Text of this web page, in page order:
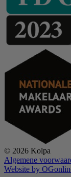
© 2026 Kolpa
Algemene
Website by